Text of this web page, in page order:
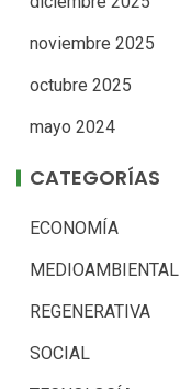
noviembre 2025
octubre 2025
mayo 2024
CATEGORÍAS
ECONOMÍA
MEDIOAMBIENTAL
REGENERATIVA
SOCIAL